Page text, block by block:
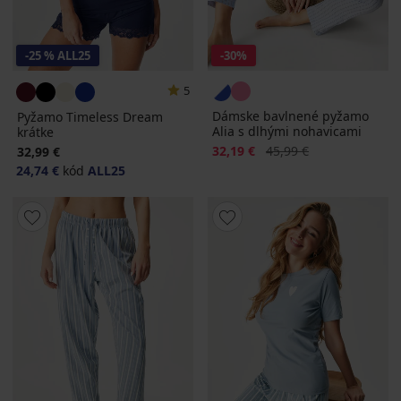
-25 % ALL25
5
Pyžamo Timeless Dream
krátke
32,99 €
24,74 € kód ALL25
-30%
Dámske bavlnené pyžamo
Alia s dlhými nohavicami
Zľava
32,19 € Pôvodná cena
45,99 €